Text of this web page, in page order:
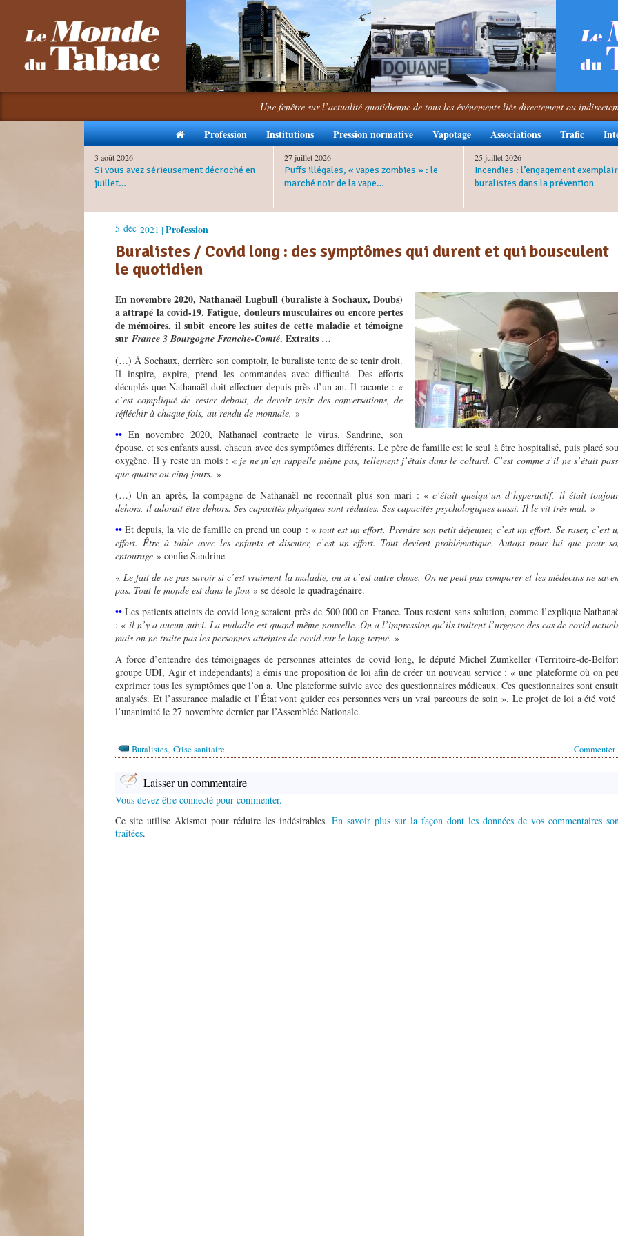
Une fenêtre sur l’actualité quotidienne de tous les événements liés directement ou
Profession Institutions Pression normative Vapotage Associations Trafic
3 août 2026
Si vous avez sérieusement décroché en
juillet…
27 juillet 2026
Puffs illégales, « vapes zombies » : le
marché noir de la vape…
25 juillet 2026
Incendies : l’engagement
buralistes dans la prévention
5 déc 2021 | Profession
Buralistes / Covid long : des symptômes qui durent et qui bousculent
le quotidien
En novembre 2020, Nathanaël Lugbull (buraliste à Sochaux, Doubs)
a attrapé la covid-19. Fatigue, douleurs musculaires ou encore pertes
de mémoires, il subit encore les suites de cette maladie et témoigne
sur France 3 Bourgogne Franche-Comté. Extraits …
(…) À Sochaux, derrière son comptoir, le buraliste tente de se tenir droit.
Il inspire, expire, prend les commandes avec difficulté. Des efforts
décuplés que Nathanaël doit effectuer depuis près d’un an. Il raconte : «
c’est compliqué de rester debout, de devoir tenir des conversations, de
réfléchir à chaque fois, au rendu de monnaie. »
•• En novembre 2020, Nathanaël contracte le virus. Sandrine, son
épouse, et ses enfants aussi, chacun avec des symptômes différents. Le père de famille est le seul à être hospitalisé, puis placé
oxygène. Il y reste un mois : « je ne m’en rappelle même pas, tellement j’étais dans le coltard. C’est comme s’il ne s’était
que quatre ou cinq jours. »
(…) Un an après, la compagne de Nathanaël ne reconnaît plus son mari : « c’était quelqu’un d’hyperactif, il était
dehors, il adorait être dehors. Ses capacités physiques sont réduites. Ses capacités psychologiques aussi. Il le vit très mal. »
••Et depuis, la vie de famille en prend un coup : « tout est un effort. Prendre son petit déjeuner, c’est un effort. Se raser, c’est
effort. Être à table avec les enfants et discuter, c’est un effort. Tout devient problématique. Autant pour lui que pour
entourage » confie Sandrine
«Le fait de ne pas savoir si c’est vraiment la maladie, ou si c’est autre chose. On ne peut pas comparer et les médecins ne
pas. Tout le monde est dans le flou » se désole le quadragénaire.
••Les patients atteints de covid long seraient près de 500 000 en France. Tous restent sans solution, comme l’explique
: «il n’y a aucun suivi. La maladie est quand même nouvelle. On a l’impression qu’ils traitent l’urgence des cas de covid
mais on ne traite pas les personnes atteintes de covid sur le long terme. »
À force d’entendre des témoignages de personnes atteintes de covid long, le député Michel Zumkeller (Territoire-de-
groupe UDI, Agir et indépendants) a émis une proposition de loi afin de créer un nouveau service : « une plateforme où on
exprimer tous les symptômes que l’on a. Une plateforme suivie avec des questionnaires médicaux. Ces questionnaires sont
analysés. Et l’assurance maladie et l’État vont guider ces personnes vers un vrai parcours de soin ». Le projet de loi a été voté
l’unanimité le 27 novembre dernier par l’Assemblée Nationale.
Commenter
Buralistes, Crise sanitaire
Laisser un commentaire
Vous devez être connecté pour commenter.
Ce site utilise Akismet pour réduire les indésirables. En savoir plus sur la façon dont les données de vos commentaires
traitées.